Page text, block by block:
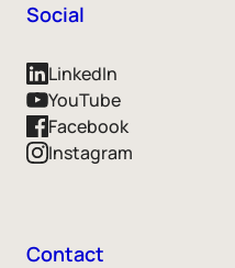
Social
LinkedIn
YouTube
Facebook
Instagram
Contact